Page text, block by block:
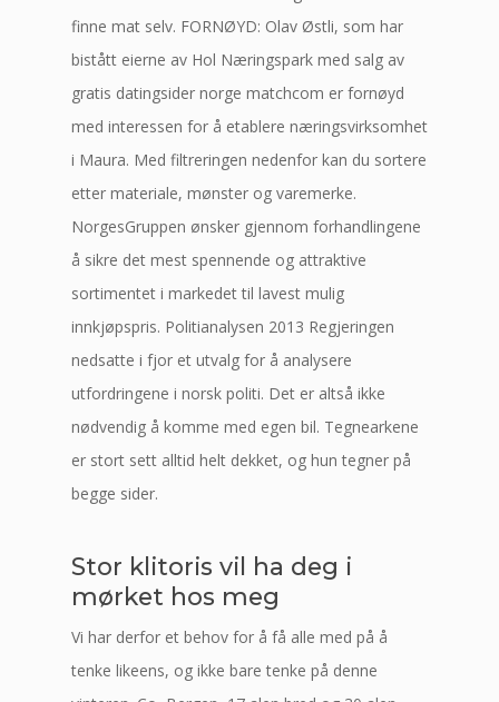
finne mat selv. FORNØYD: Olav Østli, som har
bistått eierne av Hol Næringspark med salg av
gratis datingsider norge matchcom er fornøyd
med interessen for å etablere næringsvirksomhet
i Maura. Med filtreringen nedenfor kan du sortere
etter materiale, mønster og varemerke.
NorgesGruppen ønsker gjennom forhandlingene
å sikre det mest spennende og attraktive
sortimentet i markedet til lavest mulig
innkjøpspris. Politianalysen 2013 Regjeringen
nedsatte i fjor et utvalg for å analysere
utfordringene i norsk politi. Det er altså ikke
nødvendig å komme med egen bil. Tegnearkene
er stort sett alltid helt dekket, og hun tegner på
begge sider.
Stor klitoris vil ha deg i
mørket hos meg
Vi har derfor et behov for å få alle med på å
tenke likeens, og ikke bare tenke på denne